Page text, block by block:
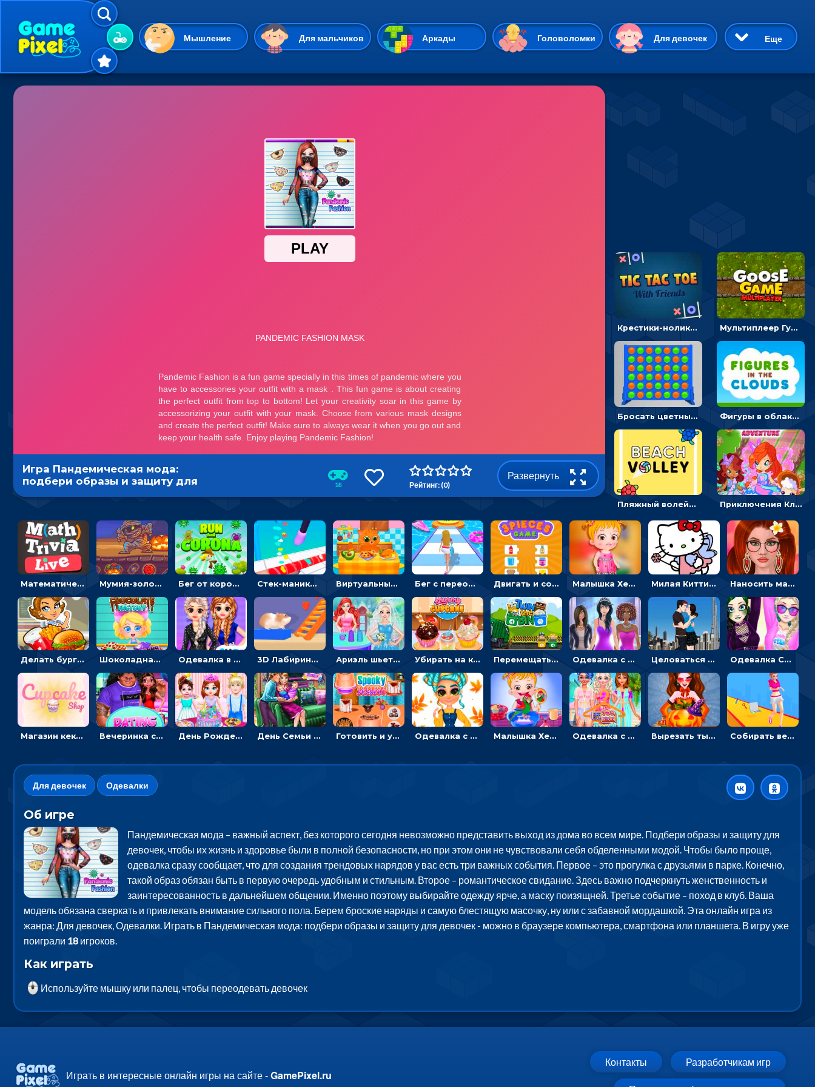
Мышление Для мальчиков Аркады Головоломки Для девочек
Гиперказуальные Казуальные Веселые 3D Приключения
Unity
Симуляторы
Пасьянс
Еще
Крестики-нолики мультиплеер: найди соперника и сразись Мультиплеер Гусь: кидай кости и шагай к финишу
Бросать цветные диски и складывать линии - головоломка Фигуры в облаках: подбери предмет по очертанию – головоломка
Пляжный волейбол с черепахами: лови мяч и пасуй сопернику Приключения Клуба Винкс: менять дорожки, чтобы собирать кристаллы
Игра Пандемическая мода:
подбери образы и защиту для
девочек
18 Рейтинг: (0)
Развернуть
Математическая викторина мультиплеер: решать примеры на время Мумия-золотоискатель: закидывать бинты, чтобы доставать сокровища Бег от коронавируса: держать дистанцию, чтобы не заразиться Стек-маникюр для девочек: красить ногти и избегать пил Виртуальный питомец: ухаживать, кормить, купать рыжего кота Бег с переодеванием: ловить одежду и повторять модные образы - для девочек Двигать и соединять пазлы по смыслу - головоломка для детей Малышка Хейзел заболела ветрянкой: вызывать доктора и лечить Милая Китти для девочек: поиск отличий на картинках Наносить макияж и делать прическу для корейской принцессы
Делать бургеры, чтобы открывать новые ингредиенты - для девочек Шоколадная фабрика для девочек: лущить бобы, готовить и украшать сладости Одевалка в точку и полоску: создавать образы для принцесс и фотографировать 3D Лабиринт хомяка: проходить полосу препятствий, чтобы получать вкусняшки Ариэль шьет свадебные платья для принцесс в салоне - одевалка Убирать на кухне, готовить и печь кексы - для девочек Перемещать героя с корзиной или собирать мусор - гиперказуальная Одевалка с разными стилями: переодевать, красить и выигрывать конкурс красоты Целоваться или отвлекать прохожих от пары - гиперказуальные Одевалка Сражение для девочек-принцесс: софт против гранжа
Магазин кексов: повторять сладости с картинки или продавать вкусняшки Вечеринка свиданий: одевалка для влюбленных День Рождения Тейлор: печь торт для девочки или наряжать именинницу День Семьи Ледяной принцессы: убираться в доме и ухаживать за малышами - для девочек Готовить и украшать десерт на Хэллоуин - для девочек Одевалка с яркими осенними нарядами: собирать образ для прогулки Малышка Хейзел ухаживает за попугаем: лечить и развлекать птичку Одевалка с принцессами на пляже Вырезать тыкву и одевать Харли Квинн - одевалка с карвингом Собирать вещи и преображать девочку, чтобы покорить парня – гиперказуалка
Для девочек Одевалки
Об игре
Пандемическая мода – важный аспект, без которого сегодня невозможно представить выход из дома во всем мире. Подбери образы и защиту для
девочек, чтобы их жизнь и здоровье были в полной безопасности, но при этом они не чувствовали себя обделенными модой. Чтобы было проще,
одевалка сразу сообщает, что для создания трендовых нарядов у вас есть три важных события. Первое – это прогулка с друзьями в парке. Конечно,
такой образ обязан быть в первую очередь удобным и стильным. Второе – романтическое свидание. Здесь важно подчеркнуть женственность и
заинтересованность в дальнейшем общении. Именно поэтому выбирайте одежду ярче, а маску поизящней. Третье событие – поход в клуб. Ваша
модель обязана сверкать и привлекать внимание сильного пола. Берем броские наряды и самую блестящую масочку, ну или с забавной мордашкой. Эта онлайн игра из
жанра: Для девочек, Одевалки. Играть в Пандемическая мода: подбери образы и защиту для девочек - можно в браузере компьютера, смартфона или планшета. В игру уже
поиграли 18игроков.
Как играть
Используйте мышку или палец, чтобы переодевать девочек
Играть в интересные онлайн игры на сайте -GamePixel.ru
Контакты Разработчикам игр